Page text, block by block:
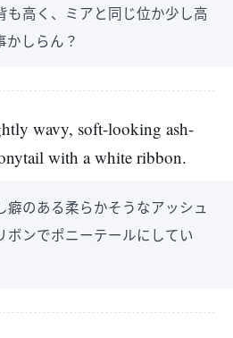
も高く、ミアと同じ位か少し高
かしらん？
wavy, soft-looking ash-
with a white ribbon.
癖のある柔らかそうなアッシュ
ボンでポニーテールにしてい